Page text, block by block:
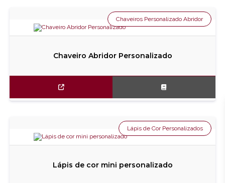
Chaveiro Abridor Personalizado
Chaveiros Personalizado Abridor
Lápis de cor mini personalizado
Lápis de Cor Personalizados